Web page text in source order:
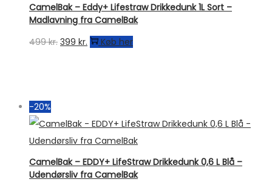
CamelBak – Eddy+ Lifestraw Drikkedunk 1L Sort –
Madlavning fra CamelBak
499kr. 399 kr. Køb her
-20%
CamelBak – EDDY+ LifeStraw Drikkedunk 0,6 L Blå –
Udendørsliv fra CamelBak